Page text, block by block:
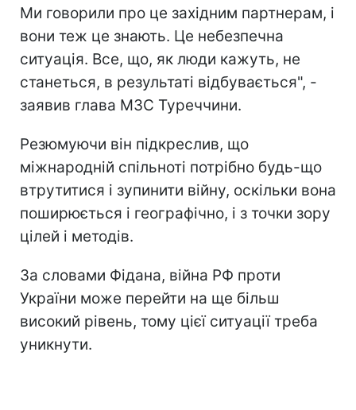
Ми говорили про це західним партнерам, і
вони теж це знають. Це небезпечна
ситуація. Все, що, як люди кажуть, не
станеться, в результаті відбувається", -
заявив глава МЗС Туреччини.
Резюмуючи він підкреслив, що
міжнародній спільноті потрібно будь-що
втрутитися і зупинити війну, оскільки вона
поширюється і географічно, і з точки зору
цілей і методів.
За словами Фідана, війна РФ проти
України може перейти на ще більш
високий рівень, тому цієї ситуації треба
уникнути.